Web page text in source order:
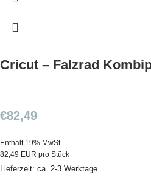
Cricut – Falzrad
€82,49
Enthält 19% MwSt.
82,49 EUR pro Stück
Lieferzeit: ca. 2-3 Werktage